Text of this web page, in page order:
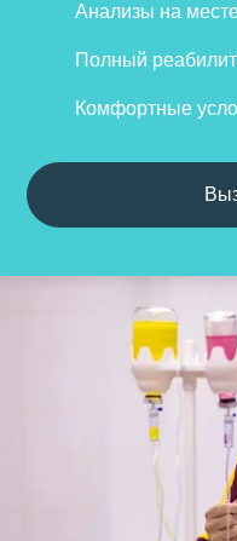
Анализы на
Полный
Комфортные